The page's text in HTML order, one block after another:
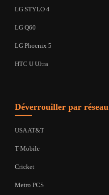
LG STYLO 4
LG Q60
LG Phoenix 5
HTC U Ultra
Déverrouiller par réseau
USA AT&T
T-Mobile
Cricket
Metro PCS